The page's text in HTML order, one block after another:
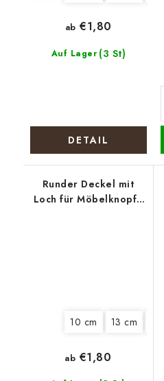
Auf Lager (3 St)
ab €1,80
DETAIL
Runder Deckel mit
Loch für Möbelknopf -
10 cm 13 cm
ab €1,80